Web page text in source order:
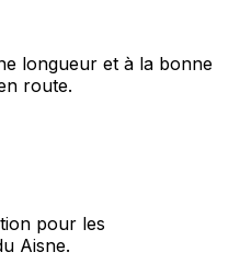
longueur et à la bonne
route.
pour les
Aisne.